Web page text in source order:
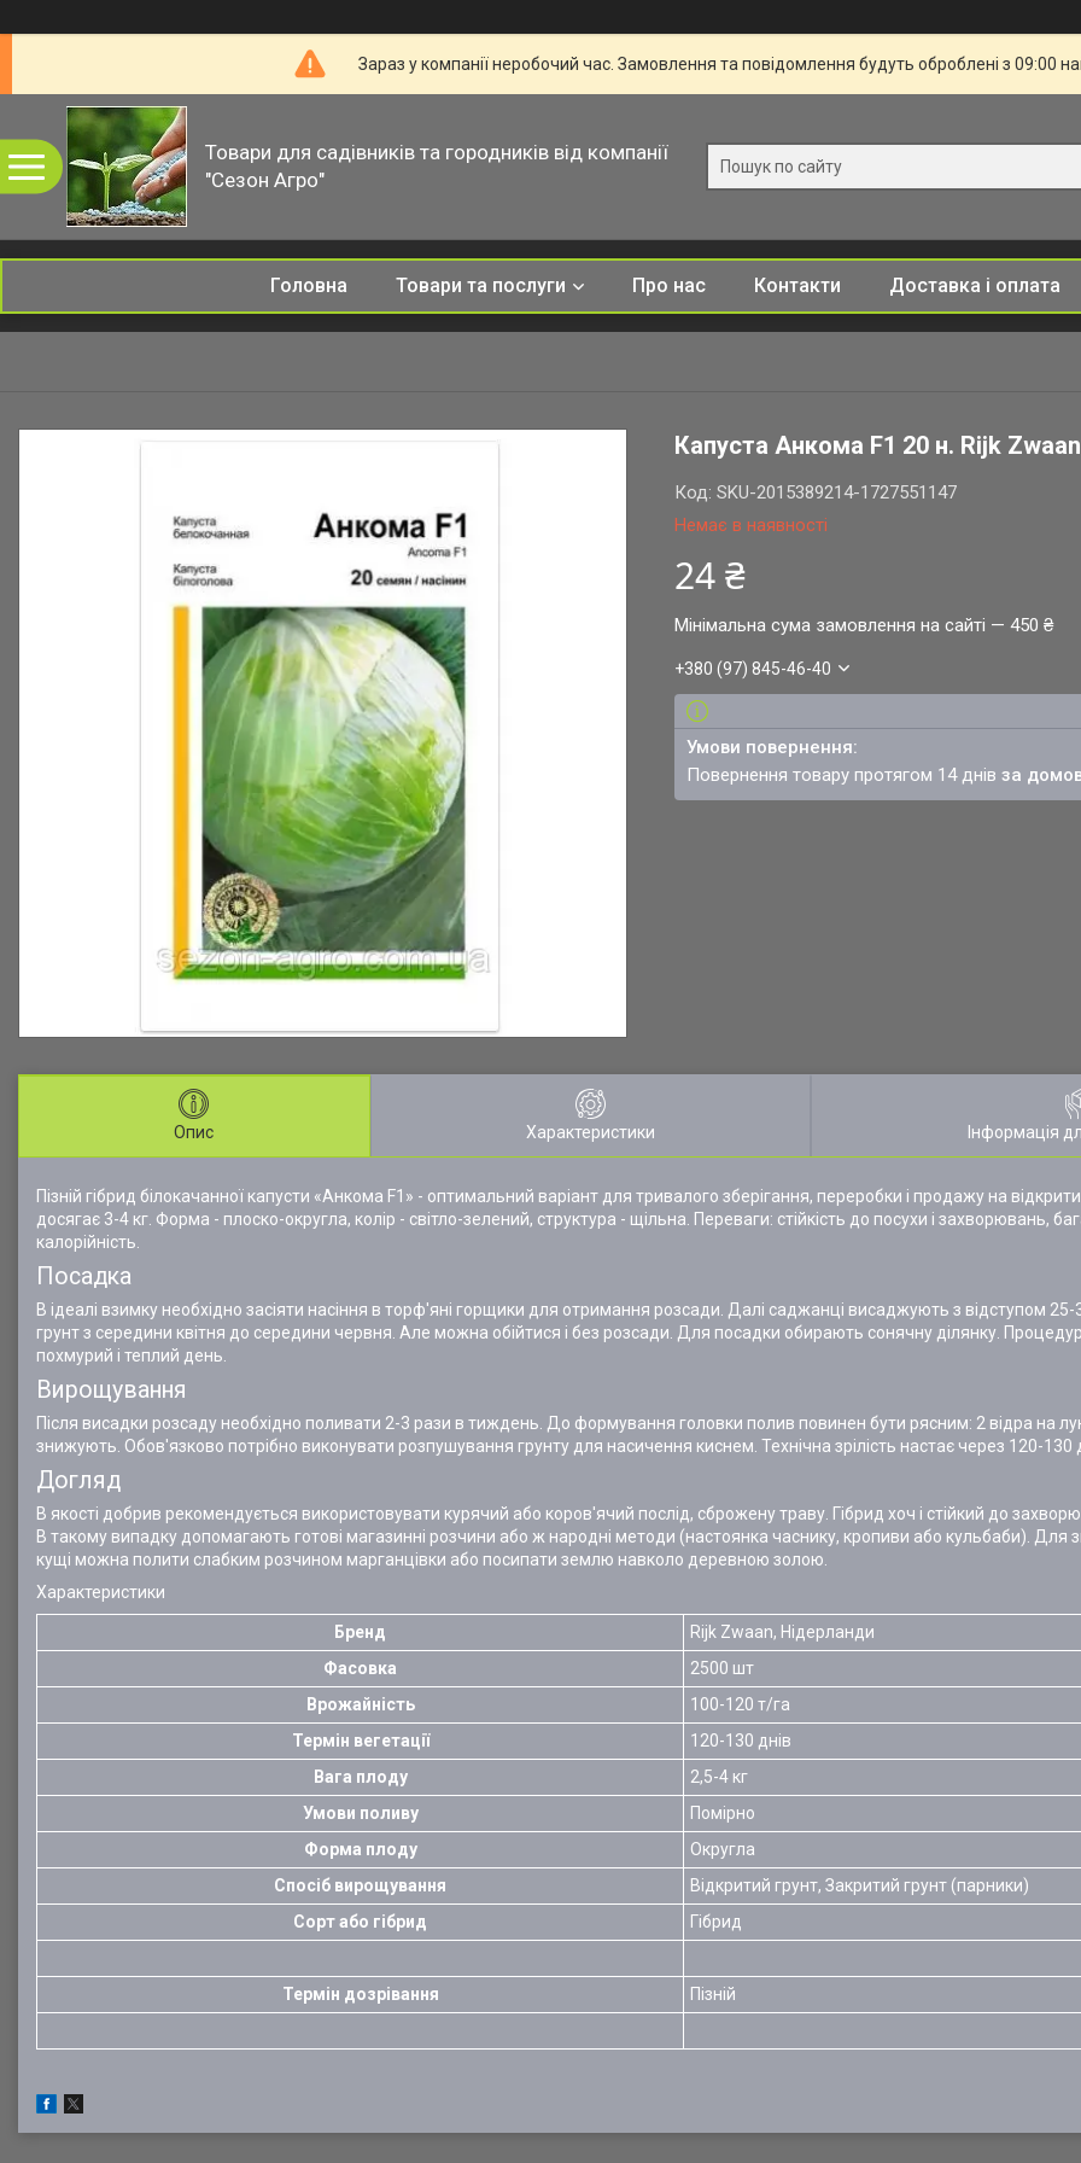
Зараз у компанії неробочий час. Замовлення та повідомлення будуть оброблені з 09:00
Товари для садівників та городників від компанії
"Сезон Агро"
Головна Товари та послуги Про нас Контакти Доставка і оплата
Капуста Анкома F1 20 н. Rijk Zwaan
Немає в наявності
Код:SKU-2015389214-1727551147
24 ₴
Мінімальна сума замовлення на сайті — 450 ₴
+380 (97) 845-46-40
повернення товару протягом 14 днівза
Опис Характеристики Інформація
Пізній гібрид білокачанної капусти «Анкома F1» - оптимальний варіант для тривалого зберігання, переробки і продажу на
досягає 3-4 кг. Форма - плоско-округла, колір - світло-зелений, структура - щільна. Переваги: стійкість до посухи і захворювань,
калорійність.
Посадка
В ідеалі взимку необхідно засіяти насіння в торф'яні горщики для отримання розсади. Далі саджанці висаджують з відступом
грунт з середини квітня до середини червня. Але можна обійтися і без розсади. Для посадки обирають сонячну ділянку.
похмурий і теплий день.
Вирощування
Після висадки розсаду необхідно поливати 2-3 рази в тиждень. До формування головки полив повинен бути рясним: 2 відра на
знижують. Обов'язково потрібно виконувати розпушування грунту для насичення киснем. Технічна зрілість настає через 120-130
Догляд
В якості добрив рекомендується використовувати курячий або коров'ячий послід, сброжену траву. Гібрид хоч і стійкий до
В такому випадку допомагають готові магазинні розчини або ж народні методи (настоянка часнику, кропиви або кульбаби). Для
кущі можна полити слабким розчином марганцівки або посипати землю навколо деревною золою.
Характеристики
Бренд
Rijk Zwaan, Нідерланди
Фасовка
2500 шт
Врожайність
100-120 т/га
Термін вегетації
120-130 днів
Вага плоду
2,5-4 кг
Умови поливу
Помірно
Форма плоду
Округла
Спосіб вирощування
Відкритий грунт, Закритий грунт (парники)
Сорт або гібрид
Гібрид
Термін дозрівання Пізній